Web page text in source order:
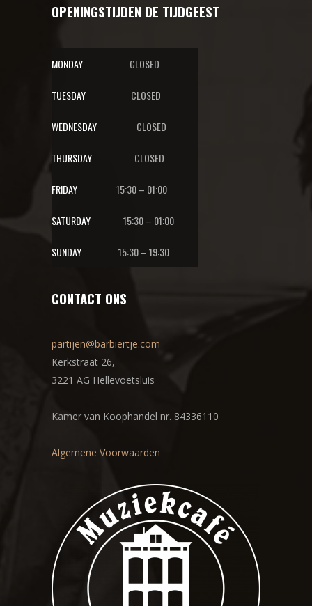
OPENINGSTIJDEN DE TIJDGEEST
MONDAY CLOSED
TUESDAY CLOSED
WEDNESDAY CLOSED
THURSDAY CLOSED
FRIDAY 15:30 – 01:00
SATURDAY 15:30 – 01:00
SUNDAY 15:30 – 19:30
CONTACT ONS
partijen@barbiertje.com
Kerkstraat 26,
3221 AG Hellevoetsluis
Kamer van Koophandel nr. 84336110
Algemene Voorwaarden